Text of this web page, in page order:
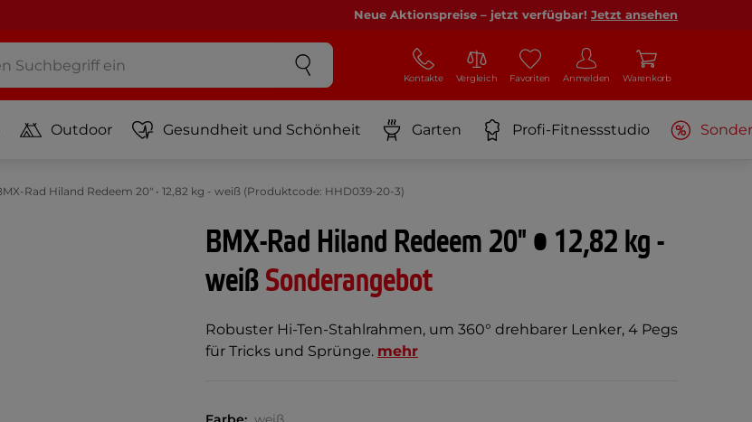
Neue Aktionspreise – jetzt verfügbar! Jetzt ansehen
Kontakte Vergleich Favoriten Anmelden Warenkorb
Outdoor Gesundheit und Schönheit Garten Profi-Fitnessstudio
Rad Hiland Redeem 20" • 12,82 kg - weiß (Produktcode: HHD039-20-3)
BMX-Rad Hiland Redeem 20" • 12,82 kg -
weißSonderangebot
Robuster Hi-Ten-Stahlrahmen, um 360° drehbarer Lenker, 4 Pegs
für Tricks und Sprünge. mehr